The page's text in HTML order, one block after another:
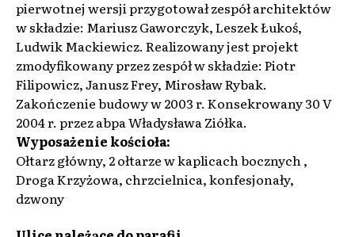
pierwotnej wersji przygotował zespół architektów
w składzie: Mariusz Gaworczyk, Leszek Łukoś,
Ludwik Mackiewicz. Realizowany jest projekt
zmodyfikowany przez zespół w składzie: Piotr
Filipowicz, Janusz Frey, Mirosław Rybak.
Zakończenie budowy w 2003 r. Konsekrowany 30 V
2004 r. przez abpa Władysława Ziółka.
Wyposażenie kościoła:
Ołtarz główny, 2 ołtarze w kaplicach bocznych ,
Droga Krzyżowa, chrzcielnica, konfesjonały,
dzwony